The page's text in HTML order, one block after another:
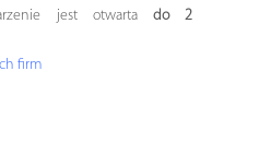
jest otwartado 2
firm